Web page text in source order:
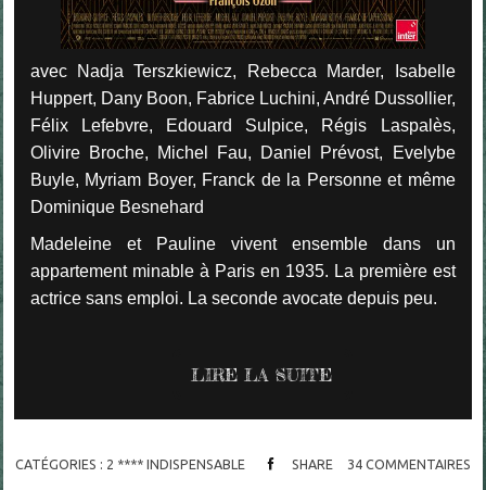
avec Nadja Terszkiewicz, Rebecca Marder, Isabelle
Huppert, Dany Boon, Fabrice Luchini, André Dussollier,
Félix Lefebvre, Edouard Sulpice, Régis Laspalès,
Olivire Broche, Michel Fau, Daniel Prévost, Evelybe
Buyle, Myriam Boyer, Franck de la Personne et même
Dominique Besnehard
Madeleine et Pauline vivent ensemble dans un
appartement minable à Paris en 1935. La première est
actrice sans emploi. La seconde avocate depuis peu.
LIRE LA SUITE
CATÉGORIES : 2 **** INDISPENSABLE SHARE 34 COMMENTAIRES